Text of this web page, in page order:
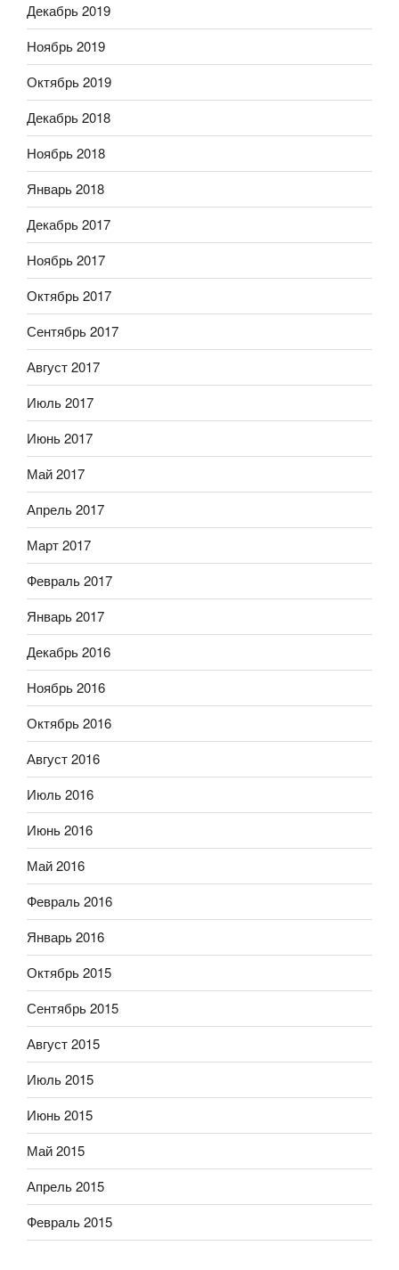
Декабрь 2019
Ноябрь 2019
Октябрь 2019
Декабрь 2018
Ноябрь 2018
Январь 2018
Декабрь 2017
Ноябрь 2017
Октябрь 2017
Сентябрь 2017
Август 2017
Июль 2017
Июнь 2017
Май 2017
Апрель 2017
Март 2017
Февраль 2017
Январь 2017
Декабрь 2016
Ноябрь 2016
Октябрь 2016
Август 2016
Июль 2016
Июнь 2016
Май 2016
Февраль 2016
Январь 2016
Октябрь 2015
Сентябрь 2015
Август 2015
Июль 2015
Июнь 2015
Май 2015
Апрель 2015
Февраль 2015